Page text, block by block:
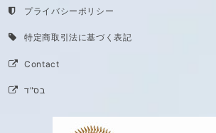
プライバシーポリシー
特定商取引法に基づく表記
Contact
בס"ד